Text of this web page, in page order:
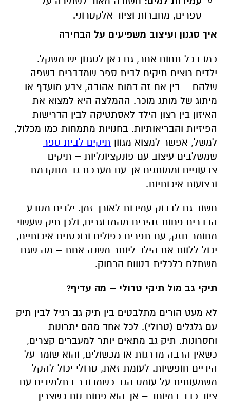
ספרים, מחברות וציוד אלקטרוני.
איך סגנון ועיצוב משפיעים על הבחירה
כמו בכל תחום אחר, גם כאן לסגנון יש משקל.
ילדים רוצים תיקים לבית ספר שמדברים בשפה
שלהם – בין אם זה דמות אהובה, צבע מועדף או
מיתוג של מותג מוכר. ההמלצה היא למצוא את
האיזון בין רצון הילד לאסתטיקה לבין הדרישות
הפיזיות והבריאותיות. בחנויות מתמחות כמו מכלול,
למשל, אפשר למצוא מגוון תיקים לבית ספר
שמשלבים עיצוב עם פונקציונליות – תיקים
צבעוניים וממותגים אך עם מערכת גב מתקדמת
ורצועות איכותיות.
חשוב גם לבדוק עמידות לאורך זמן. ילדים מטבע
הדברים פחות זהירים מהמבוגרים, ולכן תיק שעשוי
מחומר חזק, עם תפרים כפולים ורוכסנים איכותיים,
יכול ללוות את הילד ליותר משנה אחת – מה שגם
משתלם כלכלית בטווח הרחוק.
תיקי גב מול תיקי טרולי – מה עדיף?
לא מעט הורים מתלבטים בין תיק גב רגיל לבין תיק
עם גלגלים (טרולי). לכל אחד מהם יתרונות
וחסרונות. תיק גב מתאים יותר למעברים קצרים,
כשאין הרבה מדרגות או מכשולים, והוא שומר על
הידיים חופשיות. לעומת זאת, טרולי יכול להקל
משמעותית על עומס הגב כשמדובר בתלמידים עם
ציוד כבד במיוחד – אך הוא פחות נוח כשצריך